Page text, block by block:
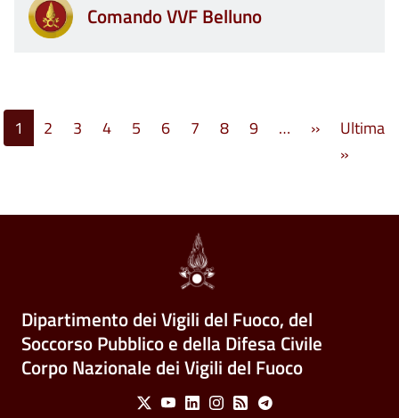
Comando VVF Belluno
Paginazione
1 2 3 4 5 6 7 8 9 … ››Pagina
Ultima
»
Dipartimento dei Vigili del Fuoco, del
Soccorso Pubblico e della Difesa Civile
Corpo Nazionale dei Vigili del Fuoco
Social Menu
X YoutubeLinkedinInstagram
Feed Telegram